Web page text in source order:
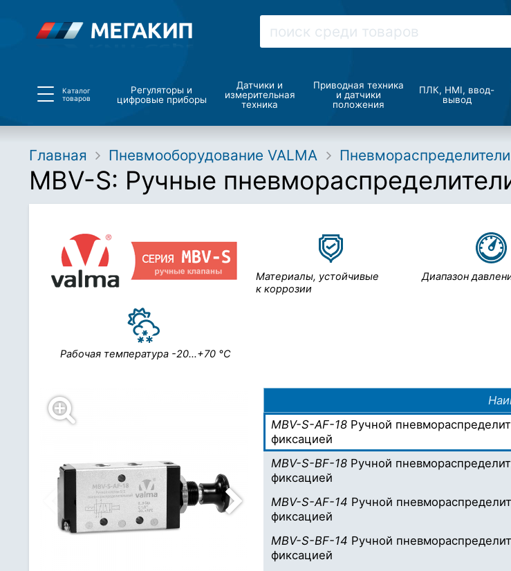
Каталог
товаров
Регуляторы и
цифровые приборы
Датчики и
измерительная
техника
Приводная техника
и датчики
положения
ПЛК, HMI, ввод-
вывод
Главная Пневмооборудование VALMA Пневмо­распределители
MBV-S: Ручные
Материалы, устойчивые
к коррозии
Диапазон
Рабочая температура -20…+70 °С
MBV-S-AF-18 Ручной
фиксацией
MBV-S-BF-18 Ручной
фиксацией
MBV-S-AF-14 Ручной
фиксацией
MBV-S-BF-14 Ручной
фиксацией